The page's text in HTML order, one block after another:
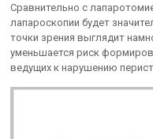
Сравнительно с
лапароскопии будет
точки зрения выглядит
уменьшается риск
ведущих к нарушению